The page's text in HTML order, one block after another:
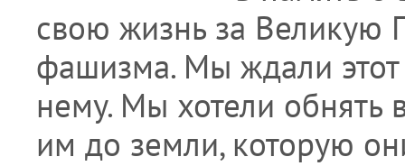
свою жизнь за Великую
фашизма. Мы ждали
нему. Мы хотели обнять
им до земли, которую